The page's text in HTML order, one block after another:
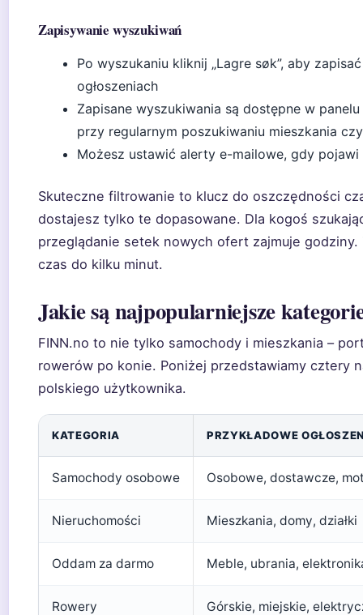
Zapisywanie wyszukiwań
Po wyszukaniu kliknij „Lagre søk”, aby
ogłoszeniach
Zapisane wyszukiwania są dostępne w
przy regularnym poszukiwaniu mieszkania
Możesz ustawić alerty e-mailowe, gdy
Skuteczne filtrowanie to klucz do oszczędności
dostajesz tylko te dopasowane. Dla kogoś
przeglądanie setek nowych ofert zajmuje
czas do kilku minut.
Jakie są najpopularniejsze
FINN.no to nie tylko samochody i mieszkania –
rowerów po konie. Poniżej przedstawiamy cztery
polskiego użytkownika.
KATEGORIA PRZYKŁADOWE
Samochody osobowe Osobowe, dostawcze,
Nieruchomości Mieszkania, domy, działki
Oddam za darmo Meble, ubrania,
Rowery Górskie, miejskie,